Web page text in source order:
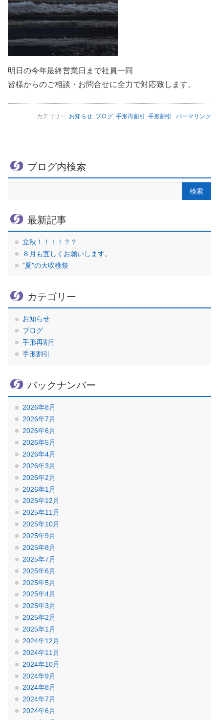
明日の今年最終営業日まで社員一同
皆様からのご相談・お問合せに全力で対応致します。
カテゴリー: お知らせ, ブログ, 手形再割引 , 手形割引 パーマリンク
ブログ内検索
最新記事
立秋！！！！？？
８月も宜しくお願いします。
‟夏”の大収穫祭
カテゴリー
お知らせ
ブログ
手形再割引
手形割引
バックナンバー
2026年8月
2026年7月
2026年6月
2026年5月
2026年4月
2026年3月
2026年2月
2026年1月
2025年12月
2025年11月
2025年10月
2025年9月
2025年8月
2025年7月
2025年6月
2025年5月
2025年4月
2025年3月
2025年2月
2025年1月
2024年12月
2024年11月
2024年10月
2024年9月
2024年8月
2024年7月
2024年6月